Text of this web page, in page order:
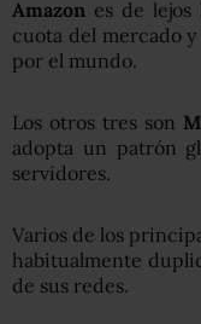
Amazon es de
cuota del mercado
por el mundo.
Los otros tres son
adopta un patrón
servidores.
Varios de los
habitualmente
de sus redes.